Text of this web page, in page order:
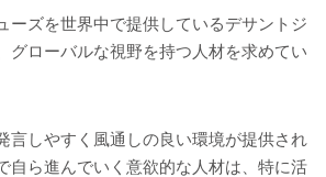
ーズを世界中で提供しているデサントジ
グローバルな視野を持つ人材を求めてい
言しやすく風通しの良い環境が提供され
自ら進んでいく意欲的な人材は、特に活